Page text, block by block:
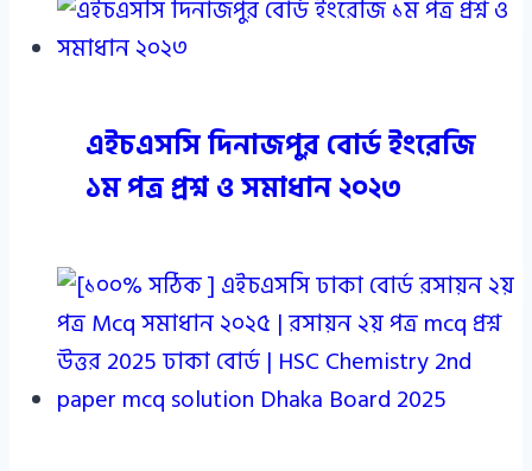
এইচএসসি দিনাজপুর বোর্ড ইংরেজি
১ম পত্র প্রশ্ন ও সমাধান ২০২৩